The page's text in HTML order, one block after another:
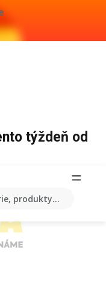
produkty...
týždeň od